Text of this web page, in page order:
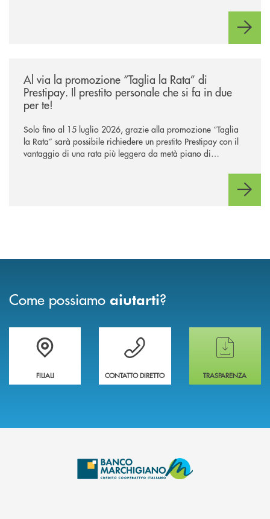
Al via la promozione “Taglia la Rata” di
Prestipay. Il prestito personale che si fa in due
per te!
Solo fino al 15 luglio 2026, grazie alla promozione “Taglia
la Rata” sarà possibile richiedere un prestito Prestipay con il
vantaggio di una rata più leggera da metà piano di
Come possiamo aiutarti?
Trova la filiale più vicina a te
FILIALI
Hai bisogno di assistenza immediata ?
CONTATTO DIRETTO
Hai bisogno di
TRASPARENZA